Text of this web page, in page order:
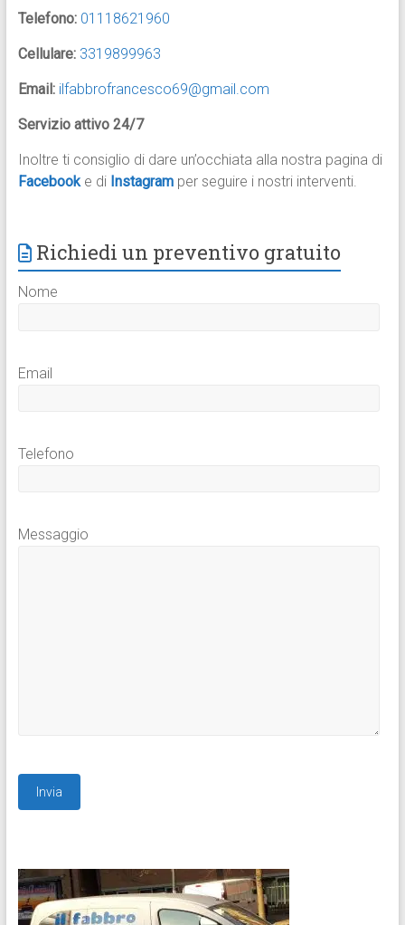
Telefono: 01118621960
Cellulare: 3319899963
Email: ilfabbrofrancesco69@gmail.com
Servizio attivo 24/7
Inoltre ti consiglio di dare un’occhiata alla nostra pagina di
Facebook e di Instagram per seguire i nostri interventi.
Richiedi un preventivo gratuito
Nome
Email
Telefono
Messaggio